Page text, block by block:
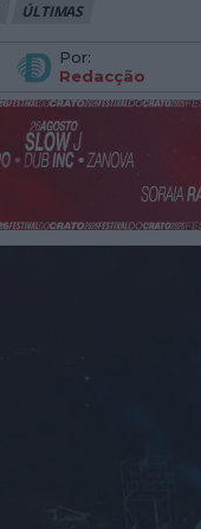
ÚLTIMAS
Por:
Redacção